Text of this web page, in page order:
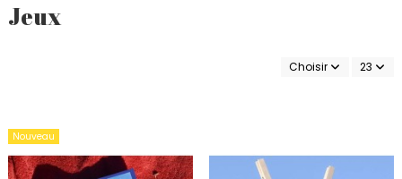
Jeux
Choisir 23
Nouveau